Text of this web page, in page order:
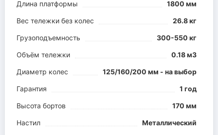
Длина платформы 1800 мм
Вес тележки без колес 26.8 кг
Грузоподъемность 300-550 кг
Объём тележки 0.18 м3
Диаметр колес 125/160/200 мм - на выбор
Гарантия 1 год
Высота бортов 170 мм
Настил Металлический